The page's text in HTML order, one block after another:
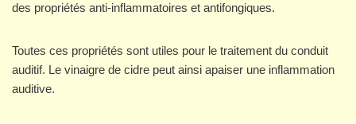
des propriétés anti-inflammatoires et antifongiques.
Toutes ces propriétés sont utiles pour le traitement du conduit
auditif. Le vinaigre de cidre peut ainsi apaiser une inflammation
auditive.